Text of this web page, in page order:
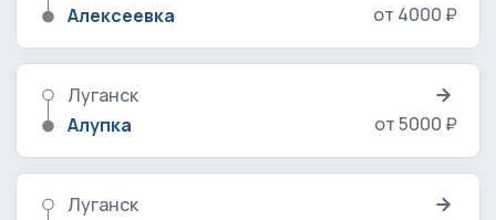
Алексеевка
от 4000 ₽
Луганск
Алупка
от 5000 ₽
Луганск